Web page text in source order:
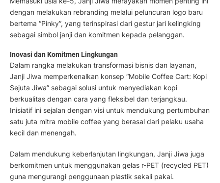
dengan melakukan rebranding melalui peluncuran logo baru
bertema “Pinky”, yang terinspirasi dari gestur jari kelingking
sebagai simbol janji dan komitmen kepada pelanggan.
Inovasi dan Komitmen Lingkungan
Dalam rangka melakukan transformasi bisnis dan layanan,
Janji Jiwa memperkenalkan konsep “Mobile Coffee Cart: Kopi
Sejuta Jiwa” sebagai solusi untuk menyediakan kopi
berkualitas dengan cara yang fleksibel dan terjangkau.
Inisiatif ini sejalan dengan visi untuk mendukung pertumbuhan
satu juta mitra mobile coffee yang berasal dari pelaku usaha
kecil dan menengah.
Dalam mendukung keberlanjutan lingkungan, Janji Jiwa juga
berkomitmen untuk menggunakan gelas r-PET (recycled PET)
guna mengurangi penggunaan plastik sekali pakai.